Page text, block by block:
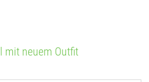
mit neuem Outfit